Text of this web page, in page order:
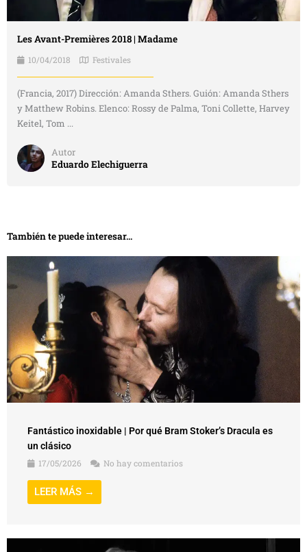
Les Avant-Premières 2018 | Madame
10/04/2018 Festivales
(Francia, 2017) Dirección: Amanda Sthers. Guión: Amanda Sthers
y Matthew Robins. Elenco: Rossy de Palma, Toni Collette, Harvey
Keitel, Tom ...
Autor
Eduardo Elechiguerra
También te puede interesar...
Fantástico inoxidable | Por qué Bram Stoker’s Dracula es
un clásico
17/05/2026
No hay comentarios
LEER MÁS →